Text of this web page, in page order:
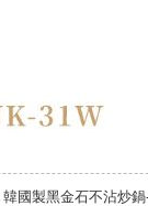
韓國製黑金石不沾炒